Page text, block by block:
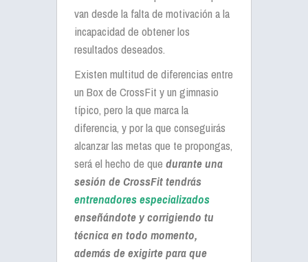
van desde la falta de motivación a la
incapacidad de obtener los
resultados deseados.
Existen multitud de diferencias entre
un Box de CrossFit y un gimnasio
típico, pero la que marca la
diferencia, y por la que conseguirás
alcanzar las metas que te propongas,
será el hecho de que durante una
sesión de CrossFit tendrás
entrenadores especializados
enseñándote y corrigiendo tu
técnica en todo momento,
además de exigirte para que